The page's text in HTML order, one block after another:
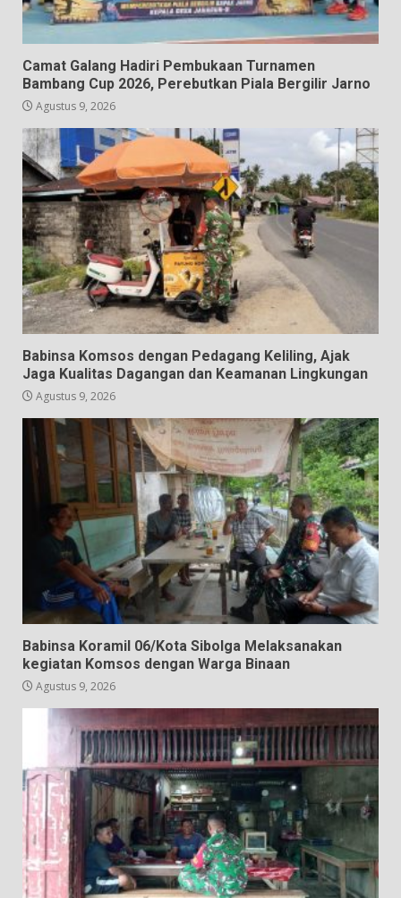
Camat Galang Hadiri Pembukaan Turnamen
Bambang Cup 2026, Perebutkan Piala Bergilir Jarno
Agustus 9, 2026
Babinsa Komsos dengan Pedagang Keliling, Ajak
Jaga Kualitas Dagangan dan Keamanan Lingkungan
Agustus 9, 2026
Babinsa Koramil 06/Kota Sibolga Melaksanakan
kegiatan Komsos dengan Warga Binaan
Agustus 9, 2026